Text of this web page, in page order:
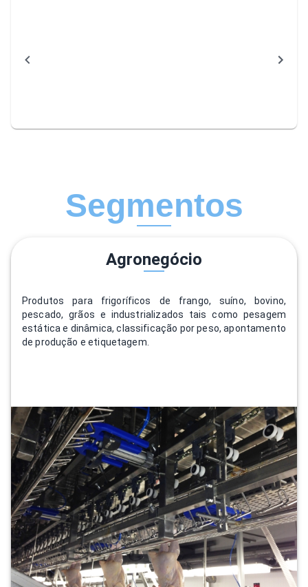
Segmentos
Agronegócio
Produtos para frigoríficos de frango, suíno, bovino,
pescado, grãos e industrializados tais como pesagem
estática e dinâmica, classificação por peso, apontamento
de produção e etiquetagem.